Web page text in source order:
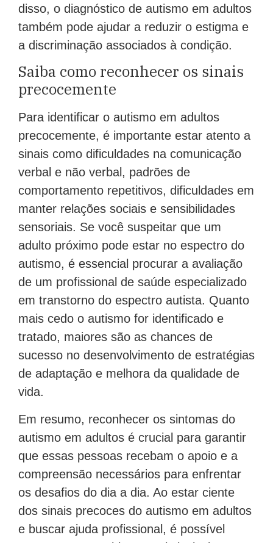
disso, o diagnóstico de autismo em adultos
também pode ajudar a reduzir o estigma e
a discriminação associados à condição.
Saiba como reconhecer os sinais
precocemente
Para identificar o autismo em adultos
precocemente, é importante estar atento a
sinais como dificuldades na comunicação
verbal e não verbal, padrões de
comportamento repetitivos, dificuldades em
manter relações sociais e sensibilidades
sensoriais. Se você suspeitar que um
adulto próximo pode estar no espectro do
autismo, é essencial procurar a avaliação
de um profissional de saúde especializado
em transtorno do espectro autista. Quanto
mais cedo o autismo for identificado e
tratado, maiores são as chances de
sucesso no desenvolvimento de estratégias
de adaptação e melhora da qualidade de
vida.
Em resumo, reconhecer os sintomas do
autismo em adultos é crucial para garantir
que essas pessoas recebam o apoio e a
compreensão necessários para enfrentar
os desafios do dia a dia. Ao estar ciente
dos sinais precoces do autismo em adultos
e buscar ajuda profissional, é possível